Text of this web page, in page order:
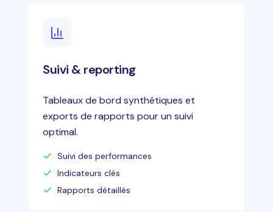
Suivi & reporting
Tableaux de bord synthétiques et
exports de rapports pour un suivi
optimal.
Suivi des performances
Indicateurs clés
Rapports détaillés